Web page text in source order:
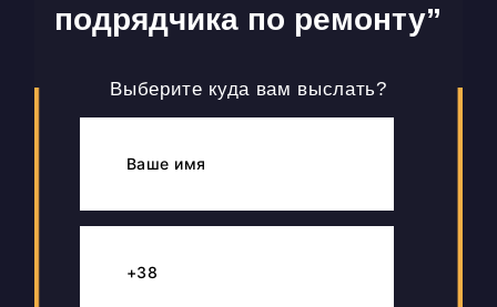
подрядчика по ремонту”
Выберите куда вам выслать?